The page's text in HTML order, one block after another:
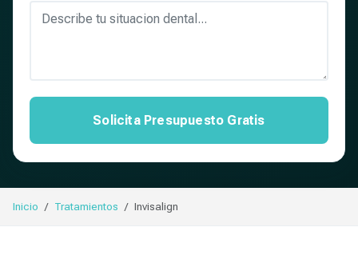
Solicita Presupuesto Gratis
Inicio Tratamientos Invisalign